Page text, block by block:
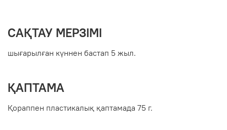
САҚТАУ МЕРЗІМІ
шығарылған күннен бастап 5 жыл.
ҚАПТАМА
Қораппен пластикалық қаптамада 75 г.